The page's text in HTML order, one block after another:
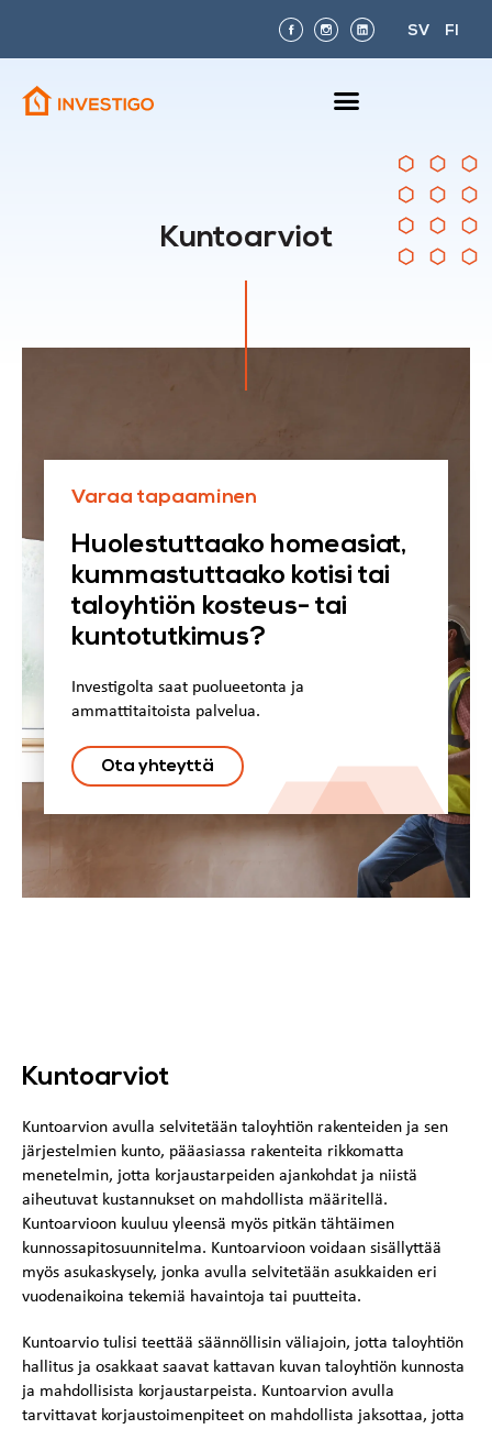
SV FI
Kuntoarviot
Varaa tapaaminen
Huolestuttaako homeasiat,
kummastuttaako kotisi tai
taloyhtiön kosteus- tai
kuntotutkimus?
Investigolta saat puolueetonta ja
ammattitaitoista palvelua.
Ota yhteyttä
Kuntoarviot
Kuntoarvion avulla selvitetään taloyhtiön rakenteiden ja sen
järjestelmien kunto, pääasiassa rakenteita rikkomatta
menetelmin, jotta korjaustarpeiden ajankohdat ja niistä
aiheutuvat kustannukset on mahdollista määritellä.
Kuntoarvioon kuuluu yleensä myös pitkän tähtäimen
kunnossapitosuunnitelma. Kuntoarvioon voidaan sisällyttää
myös asukaskysely, jonka avulla selvitetään asukkaiden eri
vuodenaikoina tekemiä havaintoja tai puutteita.
Kuntoarvio tulisi teettää säännöllisin väliajoin, jotta taloyhtiön
hallitus ja osakkaat saavat kattavan kuvan taloyhtiön kunnosta
ja mahdollisista korjaustarpeista. Kuntoarvion avulla
tarvittavat korjaustoimenpiteet on mahdollista jaksottaa, jotta